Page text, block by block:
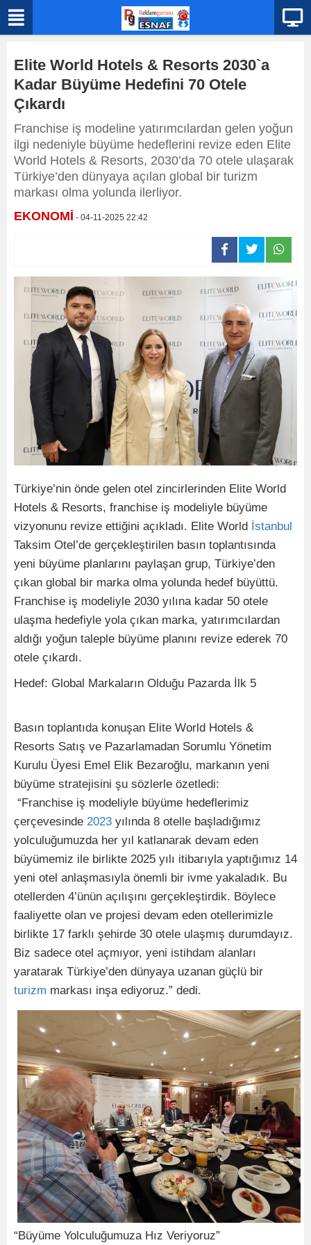
Elite World Hotels & Resorts 2030`a
Kadar Büyüme Hedefini 70 Otele
Çıkardı
Franchise iş modeline yatırımcılardan gelen yoğun
ilgi nedeniyle büyüme hedeflerini revize eden Elite
World Hotels & Resorts, 2030’da 70 otele ulaşarak
Türkiye’den dünyaya açılan global bir turizm
markası olma yolunda ilerliyor.
EKONOMİ - 04-11-2025 22:42
Türkiye’nin önde gelen otel zincirlerinden Elite World
Hotels & Resorts, franchise iş modeliyle büyüme
vizyonunu revize ettiğini açıkladı. Elite World İstanbul
Taksim Otel’de gerçekleştirilen basın toplantısında
yeni büyüme planlarını paylaşan grup, Türkiye’den
çıkan global bir marka olma yolunda hedef büyüttü.
Franchise iş modeliyle 2030 yılına kadar 50 otele
ulaşma hedefiyle yola çıkan marka, yatırımcılardan
aldığı yoğun taleple büyüme planını revize ederek 70
otele çıkardı.
Hedef: Global Markaların Olduğu Pazarda İlk 5
Basın toplantıda konuşan Elite World Hotels &
Resorts Satış ve Pazarlamadan Sorumlu Yönetim
Kurulu Üyesi Emel Elik Bezaroğlu, markanın yeni
büyüme stratejisini şu sözlerle özetledi:
“Franchise iş modeliyle büyüme hedeflerimiz
çerçevesinde 2023 yılında 8 otelle başladığımız
yolculuğumuzda her yıl katlanarak devam eden
büyümemiz ile birlikte 2025 yılı itibarıyla yaptığımız 14
yeni otel anlaşmasıyla önemli bir ivme yakaladık. Bu
otellerden 4’ünün açılışını gerçekleştirdik. Böylece
faaliyette olan ve projesi devam eden otellerimizle
birlikte 17 farklı şehirde 30 otele ulaşmış durumdayız.
Biz sadece otel açmıyor, yeni istihdam alanları
yaratarak Türkiye’den dünyaya uzanan güçlü bir
turizm markası inşa ediyoruz.” dedi.
“Büyüme Yolculuğumuza Hız Veriyoruz”